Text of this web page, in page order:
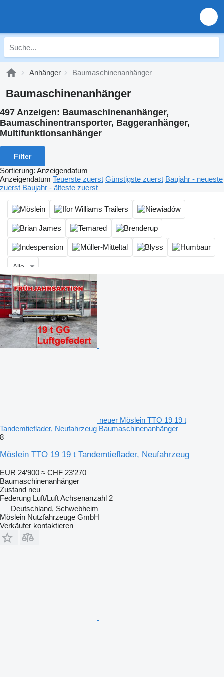
Anhänger Baumaschinenanhänger
Baumaschinenanhänger
497 Anzeigen: Baumaschinenanhänger,
Baumaschinentransporter, Baggeranhänger,
Multifunktionsanhänger
Filter
Sortierung: Anzeigendatum
Anzeigendatum Teuerste zuerst Günstigste zuerst Baujahr - neueste
zuerst Baujahr - älteste zuerst
Alle
neuer Möslein TTO 19 19 t
Tandemtieflader, Neufahrzeug Baumaschinenanhänger
8
Möslein TTO 19 19 t Tandemtieflader, Neufahrzeug
EUR 24’900 ≈ CHF 23’270
Baumaschinenanhänger
Zustand neu
Federung Luft/LuftAchsenanzahl 2
Deutschland, Schwebheim
Möslein Nutzfahrzeuge GmbH
Verkäufer kontaktieren